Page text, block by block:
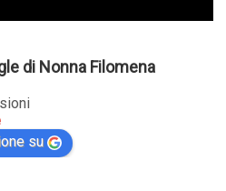
di Nonna Filomena
su